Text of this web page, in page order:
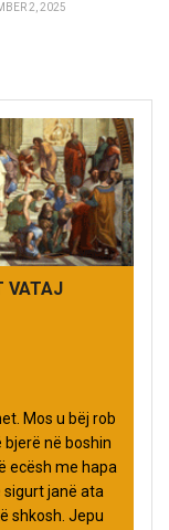
2, 2025
VATAJ
Mos u bëj rob
në boshin
ecësh me hapa
sigurt janë ata
shkosh. Jepu